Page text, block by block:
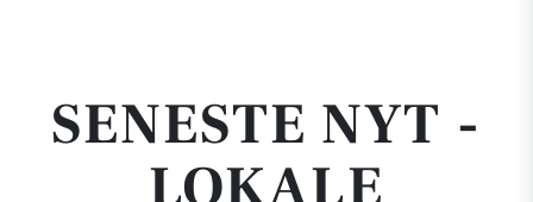
SENESTE NYT -